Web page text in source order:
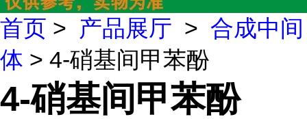
首页 > 产品展厅 > 合成中间
体 > 4-硝基间甲苯酚
4-硝基间甲苯酚